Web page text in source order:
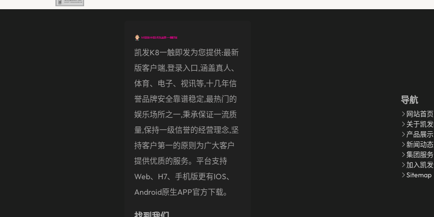
凯发k8一触即发为您提供:最新
版客户端,登录入口,涵盖真人、
体育、电子、视讯等,十几年信
誉品牌安全靠谱稳定,最热门的
娱乐场所之一,秉承保证一流质
量,保持一级信誉的经营理念,坚
持客户第一的原则为广大客户
提供优质的服务。平台支持
Web、H7、手机版更有iOS、
Android原生APP官方下载。
导航
网站首页
关于凯
产品展示
新闻动态
集团服务
加入凯
Sitemap